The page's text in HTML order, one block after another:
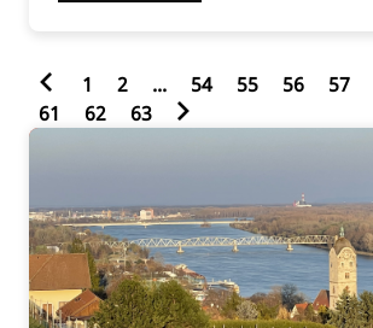
1 2 ... 54 55 56 57
61
62 63